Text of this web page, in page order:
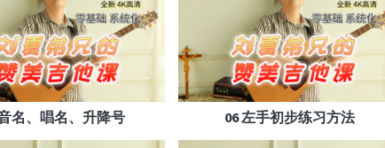
名、唱名、升降号 06 左手初步练习方法